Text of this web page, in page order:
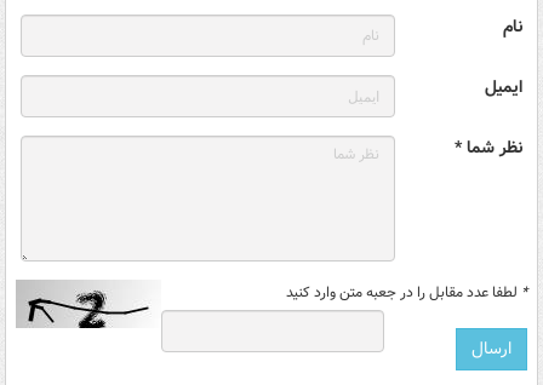
نام
ایمیل
نظر شما *
* لطفا عدد مقابل را در جعبه متن وارد کنید